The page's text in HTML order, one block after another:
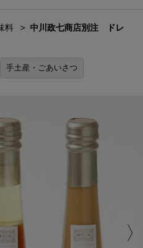
料
中川政七商店別注 ドレ
手土産・ごあいさつ